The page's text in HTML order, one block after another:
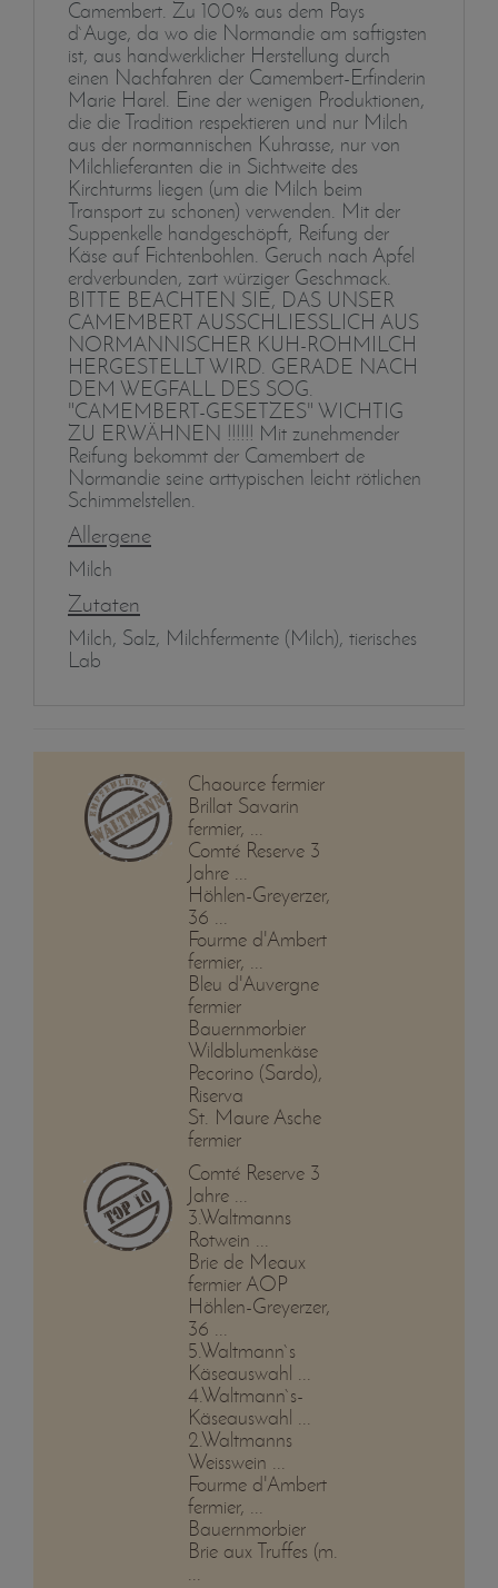
Camembert. Zu 100% aus dem Pays
d`Auge, da wo die Normandie am saftigsten
ist, aus handwerklicher Herstellung durch
einen Nachfahren der Camembert-Erfinderin
Marie Harel. Eine der wenigen Produktionen,
die die Tradition respektieren und nur Milch
aus der normannischen Kuhrasse, nur von
Milchlieferanten die in Sichtweite des
Kirchturms liegen (um die Milch beim
Transport zu schonen) verwenden. Mit der
Suppenkelle handgeschöpft, Reifung der
Käse auf Fichtenbohlen. Geruch nach Apfel
erdverbunden, zart würziger Geschmack.
BITTE BEACHTEN SIE, DAS UNSER
CAMEMBERT AUSSCHLIESSLICH AUS
NORMANNISCHER KUH-ROHMILCH
HERGESTELLT WIRD. GERADE NACH
DEM WEGFALL DES SOG.
"CAMEMBERT-GESETZES" WICHTIG
ZU ERWÄHNEN !!!!!! Mit zunehmender
Reifung bekommt der Camembert de
Normandie seine arttypischen leicht rötlichen
Schimmelstellen.
Allergene
Milch
Zutaten
Milch, Salz, Milchfermente (Milch), tierisches
Lab
Chaource fermier
Brillat Savarin
fermier, ...
Comté Reserve 3
Jahre ...
Höhlen-Greyerzer,
36 ...
Fourme d'Ambert
fermier, ...
Bleu d'Auvergne
fermier
Bauernmorbier
Wildblumenkäse
Pecorino (Sardo),
Riserva
St. Maure Asche
fermier
Comté Reserve 3
Jahre ...
3.Waltmanns
Rotwein ...
Brie de Meaux
fermier AOP
Höhlen-Greyerzer,
36 ...
5.Waltmann`s
Käseauswahl ...
4.Waltmann`s-
Käseauswahl ...
2.Waltmanns
Weisswein ...
Fourme d'Ambert
fermier, ...
Bauernmorbier
Brie aux Truffes (m.
...